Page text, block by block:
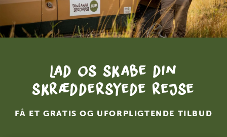
Lad os skabe din
skræddersyede rejse
FÅ ET GRATIS OG UFORPLIGTENDE TILBUD